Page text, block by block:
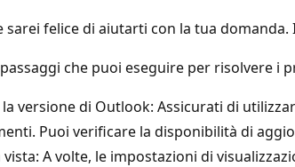
sarei felice di aiutarti con la tua
che puoi eseguire per risolvere
versione di Outlook: Assicurati di
Puoi verificare la disponibilità di
vista: A volte, le impostazioni di